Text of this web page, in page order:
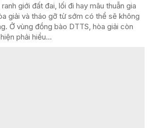
giới đất đai, lối đi hay mâu thuẫn gia
giải và tháo gỡ từ sớm có thể sẽ không
Ở vùng đồng bào DTTS, hòa giải còn
phải hiểu...